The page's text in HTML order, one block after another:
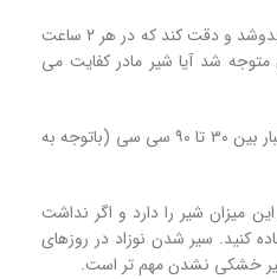
پس اگر مادر یک باز شیر خود را بدوشد و دقت کند که در هر ۲ ساعت
شد آیا شیر مادر کفایت می
چون نوزادان باید هر ۲ ساعت یکبار بین ۳۰ تا ۹۰ سی سی (باتوجه به
میزان شیر را دارد و اگر نداشت
کنید. سیر شدن نوزاد در روزهای
خشکی نشدن مهم تر است.